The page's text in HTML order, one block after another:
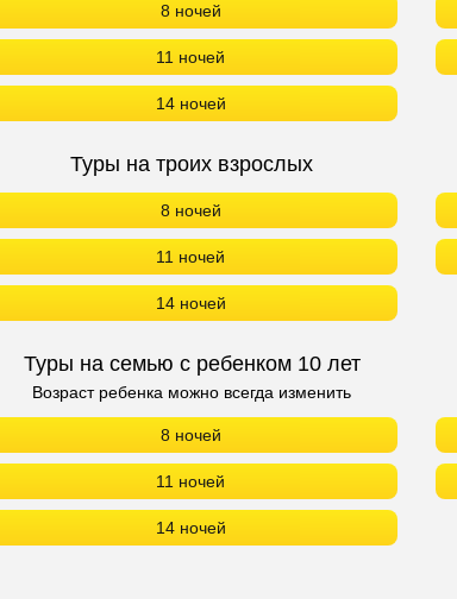
8 ночей
11 ночей
14 ночей
Туры на троих взрослых
8 ночей
11 ночей
14 ночей
Туры на семью с ребенком 10 лет
Возраст ребенка можно всегда изменить
8 ночей
11 ночей
14 ночей